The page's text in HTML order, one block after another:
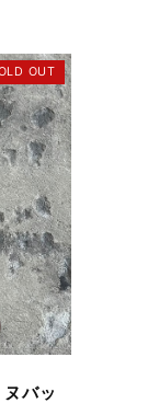
OUT
バッ